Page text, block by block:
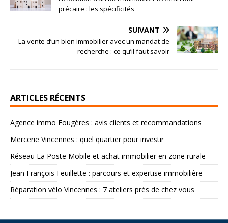
précaire : les spécificités
SUIVANT
La vente d’un bien immobilier avec un mandat de
recherche : ce qu’il faut savoir
ARTICLES RÉCENTS
Agence immo Fougères : avis clients et recommandations
Mercerie Vincennes : quel quartier pour investir
Réseau La Poste Mobile et achat immobilier en zone rurale
Jean François Feuillette : parcours et expertise immobilière
Réparation vélo Vincennes : 7 ateliers près de chez vous